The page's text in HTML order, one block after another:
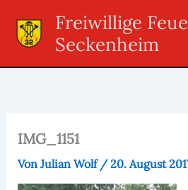
Inhalt
springen
Freiwillige
Seckenheim
IMG_1151
Von Julian Wolf /20. August